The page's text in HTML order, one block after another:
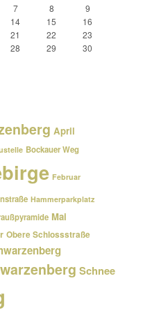
7 8
9
14 15
16
21 22
23
28 29
30
April
Bockauer Weg
Februar
Hammerparkplatz
Mai
Obere Schlossstraße
Schnee